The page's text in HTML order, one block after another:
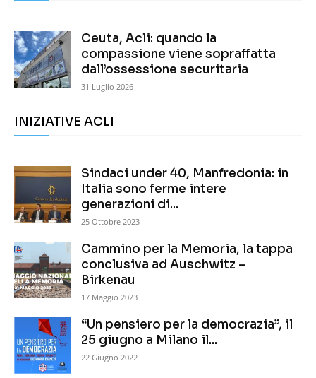
Ceuta, Acli: quando la
compassione viene sopraffatta
dall’ossessione securitaria
31 Luglio 2026
INIZIATIVE ACLI
Sindaci under 40, Manfredonia: in
Italia sono ferme intere
generazioni di...
25 Ottobre 2023
Cammino per la Memoria, la tappa
conclusiva ad Auschwitz –
Birkenau
17 Maggio 2023
“Un pensiero per la democrazia”, il
25 giugno a Milano il...
22 Giugno 2022